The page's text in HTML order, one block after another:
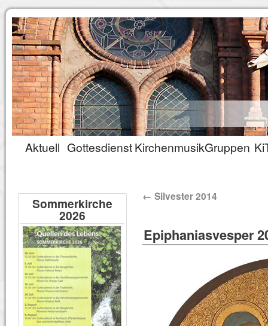
Aktuell GottesdienstKirchenmusikGruppen
← Silvester 2014
Epiphaniasvesper
Sommerkirche
2026